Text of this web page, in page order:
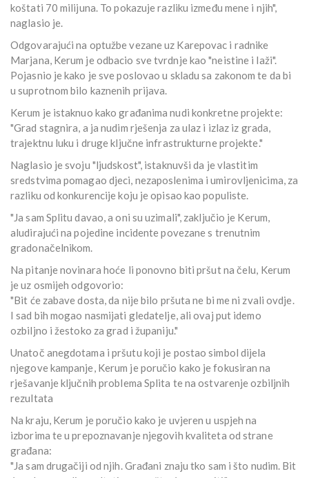
koštati 70 milijuna. To pokazuje razliku između mene i njih",
naglasio je.
Odgovarajući na optužbe vezane uz Karepovac i radnike
Marjana, Kerum je odbacio sve tvrdnje kao "neistine i laži".
Pojasnio je kako je sve poslovao u skladu sa zakonom te da bi
u suprotnom bilo kaznenih prijava.
Kerum je istaknuo kako građanima nudi konkretne projekte:
"Grad stagnira, a ja nudim rješenja za ulaz i izlaz iz grada,
trajektnu luku i druge ključne infrastrukturne projekte."
Naglasio je svoju "ljudskost", istaknuvši da je vlastitim
sredstvima pomagao djeci, nezaposlenima i umirovljenicima, za
razliku od konkurencije koju je opisao kao populiste.
"Ja sam Splitu davao, a oni su uzimali", zaključio je Kerum,
aludirajući na pojedine incidente povezane s trenutnim
gradonačelnikom.
Na pitanje novinara hoće li ponovno biti pršut na čelu, Kerum
je uz osmijeh odgovorio:
"Bit će zabave dosta, da nije bilo pršuta ne bi me ni zvali ovdje.
I sad bih mogao nasmijati gledatelje, ali ovaj put idemo
ozbiljno i žestoko za grad i županiju."
Unatoč anegdotama i pršutu koji je postao simbol dijela
njegove kampanje, Kerum je poručio kako je fokusiran na
rješavanje ključnih problema Splita te na ostvarenje ozbiljnih
rezultata
Na kraju, Kerum je poručio kako je uvjeren u uspjeh na
izborima te u prepoznavanje njegovih kvaliteta od strane
građana:
"Ja sam drugačiji od njih. Građani znaju tko sam i što nudim. Bit